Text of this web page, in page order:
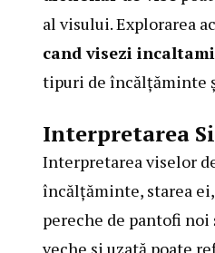
al visului. Explorarea
cand visezi
tipuri de încălțăminte
Interpretarea
Interpretarea viselor
încălțăminte, starea
pereche de pantofi